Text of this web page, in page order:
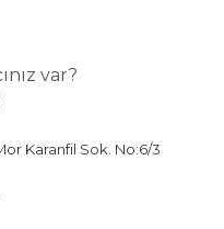
var?
Karanfil Sok. No:6/3